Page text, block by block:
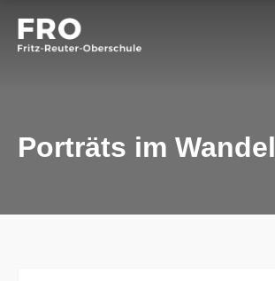
Porträts im Wandel